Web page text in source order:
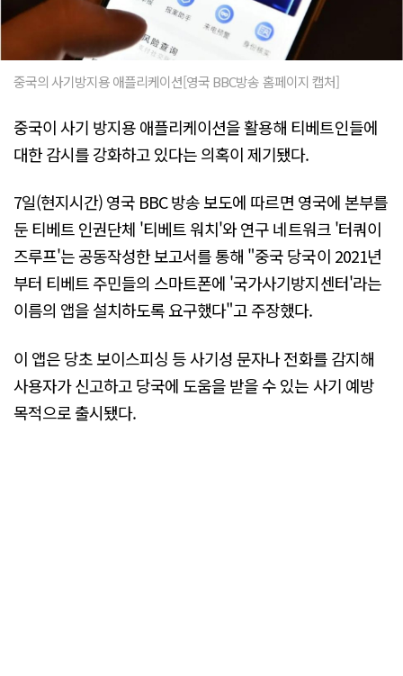
중국의 사기방지용 애플리케이션[영국 BBC방송 홈페이지 캡처]
중국이 사기 방지용 애플리케이션을 활용해 티베트인들에
대한 감시를 강화하고 있다는 의혹이 제기됐다.
7일(현지시간) 영국 BBC 방송 보도에 따르면 영국에 본부를
둔 티베트 인권단체 '티베트 워치'와 연구 네트워크 '터쿼이
즈루프'는 공동작성한 보고서를 통해 "중국 당국이 2021년
부터 티베트 주민들의 스마트폰에 '국가사기방지센터'라는
이름의 앱을 설치하도록 요구했다"고 주장했다.
이 앱은 당초 보이스피싱 등 사기성 문자나 전화를 감지해
사용자가 신고하고 당국에 도움을 받을 수 있는 사기 예방
목적으로 출시됐다.